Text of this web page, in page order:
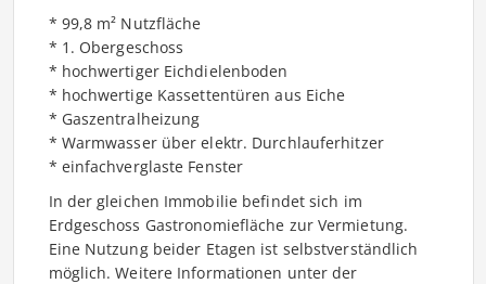
* 99,8 m² Nutzfläche
* 1. Obergeschoss
* hochwertiger Eichdielenboden
* hochwertige Kassettentüren aus Eiche
* Gaszentralheizung
* Warmwasser über elektr. Durchlauferhitzer
* einfachverglaste Fenster
In der gleichen Immobilie befindet sich im
Erdgeschoss Gastronomiefläche zur Vermietung.
Eine Nutzung beider Etagen ist selbstverständlich
möglich. Weitere Informationen unter der